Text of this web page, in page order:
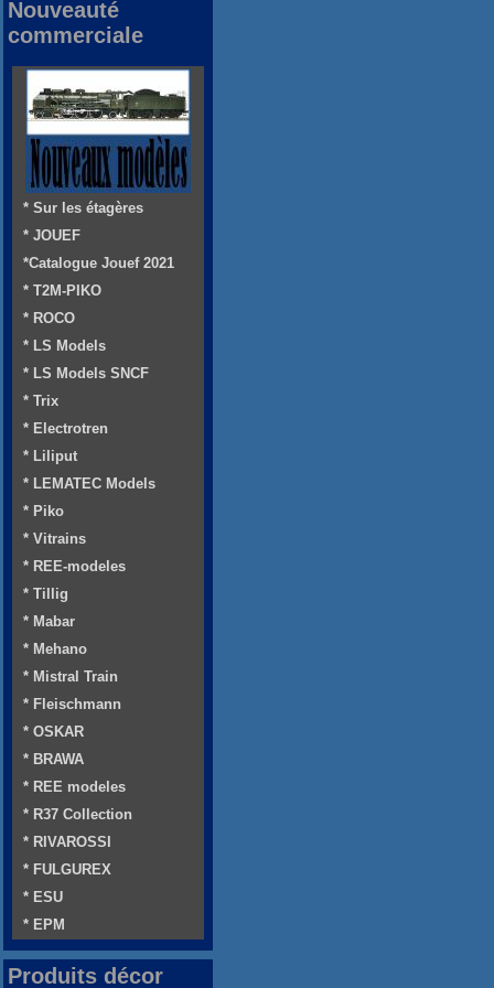
Nouveauté
commerciale
* Sur les étagères
* JOUEF
*Catalogue Jouef 2021
* T2M-PIKO
* ROCO
* LS Models
* LS Models SNCF
* Trix
* Electrotren
* Liliput
* LEMATEC Models
* Piko
* Vitrains
* REE-modeles
* Tillig
* Mabar
* Mehano
* Mistral Train
* Fleischmann
* OSKAR
* BRAWA
* REE modeles
* R37 Collection
* RIVAROSSI
* FULGUREX
* ESU
* EPM
Produits décor